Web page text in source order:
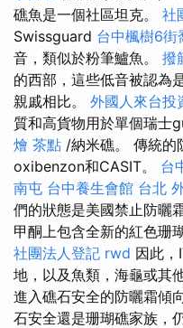
礁魚是一個社區坦克。 社
Swissguard 台中楓樹6街
音，類似於粉筆鱸魚。 撥
的西部，這些低音被認為
親戚相比。 外國人來台投
質和高貨物用於單個瑞士
燴 茶點 /納米礁。 傳統的
oxibenzon和CASIT。 台
南屯 台中養生會館 台北
們的狀態是美國禁止防曬
甲酮上包含全新的紅色珊
社團法人登記 rwd 因此，
地，以及魚類，海龜或其
進入礁石安全的防曬霜傾
石安全還是珊瑚礁家族，